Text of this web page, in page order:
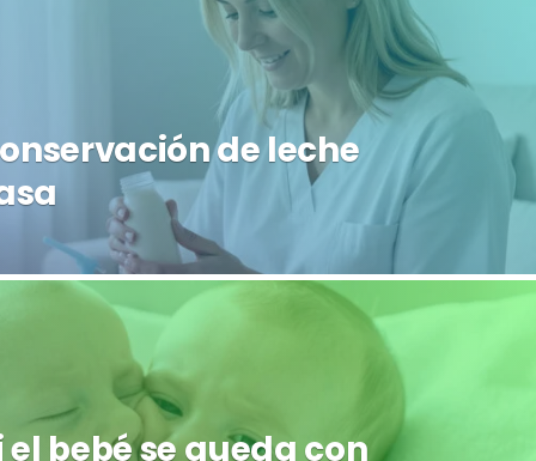
de leche
bebé se queda con